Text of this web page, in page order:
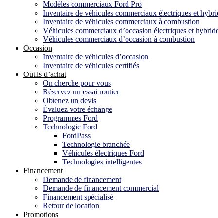
Modèles commerciaux Ford Pro
Inventaire de véhicules commerciaux électriques et
Inventaire de véhicules commerciaux à combustion
Véhicules commerciaux d’occasion électriques et
Véhicules commerciaux d’occasion à combustion
Occasion
Inventaire de véhicules d’occasion
Inventaire de véhicules certifiés
Outils d’achat
On cherche pour vous
Réservez un essai routier
Obtenez un devis
Évaluez votre échange
Programmes Ford
Technologie Ford
FordPass
Technologie branchée
Véhicules électriques Ford
Technologies intelligentes
Financement
Demande de financement
Demande de financement commercial
Financement spécialisé
Retour de location
Promotions